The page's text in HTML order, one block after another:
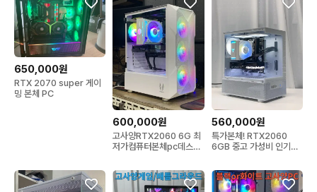
650,000원
RTX 2070 super 게이
밍 본체 PC
600,000원
고사양RTX2060 6G 최
저가컴퓨터본체pc데스크
560,000원
특가본체! RTX2060
6GB 중고 가성비 인기게